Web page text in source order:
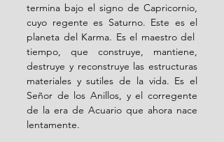
termina bajo el signo de Capricornio,
cuyo regente es Saturno. Este es el
planeta del Karma. Es el maestro del
tiempo, que construye, mantiene,
destruye y reconstruye las estructuras
materiales y sutiles de la vida. Es el
Señor de los Anillos, y el corregente
de la era de Acuario que ahora nace
lentamente.